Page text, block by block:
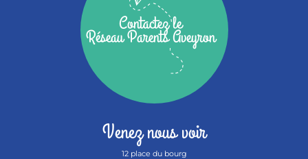
Contactez le
Réseau Parents Aveyron
Venez nous voir
12 place du bourg